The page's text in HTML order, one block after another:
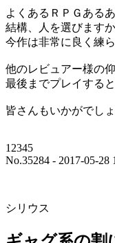
よくあるＲＰＧある
結構、人を選びます
今作は非常に良く練
他のレビュアー様の
最後までプレイする
皆さんもいかがでし
12345
No.35284 - 2017-05-28
シリウス